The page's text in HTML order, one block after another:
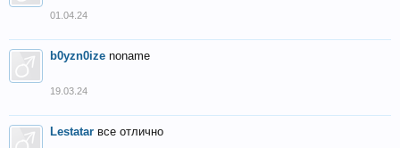
01.04.24
b0yzn0ize noname
19.03.24
Lestatar все отлично